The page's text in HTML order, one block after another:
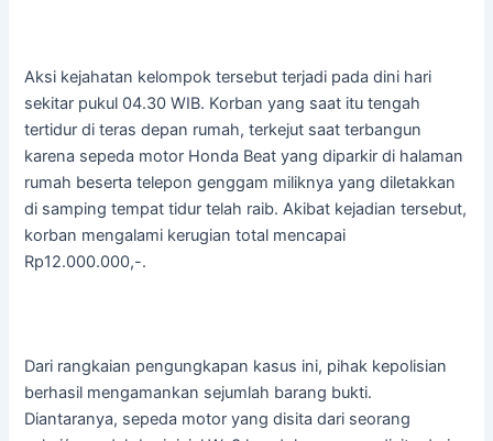
Aksi kejahatan kelompok tersebut terjadi pada dini hari
sekitar pukul 04.30 WIB. Korban yang saat itu tengah
tertidur di teras depan rumah, terkejut saat terbangun
karena sepeda motor Honda Beat yang diparkir di halaman
rumah beserta telepon genggam miliknya yang diletakkan
di samping tempat tidur telah raib. Akibat kejadian tersebut,
korban mengalami kerugian total mencapai
Rp12.000.000,-.
​Dari rangkaian pengungkapan kasus ini, pihak kepolisian
berhasil mengamankan sejumlah barang bukti.
Diantaranya, sepeda motor yang disita dari seorang